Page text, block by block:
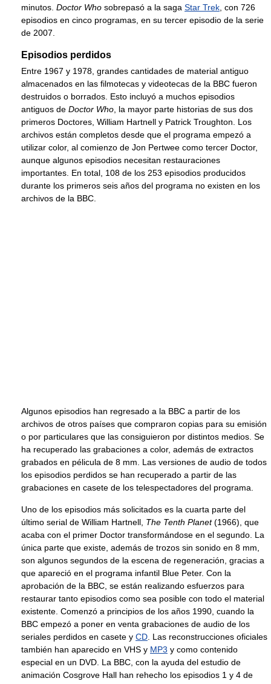
minutos. Doctor Who sobrepasó a la saga Star Trek , con 726
episodios en cinco programas, en su tercer episodio de la serie
de 2007.
Episodios perdidos
Entre 1967 y 1978, grandes cantidades de material antiguo
almacenados en las filmotecas y videotecas de la BBC fueron
destruidos o borrados. Esto incluyó a muchos episodios
antiguos de Doctor Who , la mayor parte historias de sus dos
primeros Doctores, William Hartnell y Patrick Troughton. Los
archivos están completos desde que el programa empezó a
utilizar color, al comienzo de Jon Pertwee como tercer Doctor,
aunque algunos episodios necesitan restauraciones
importantes. En total, 108 de los 253 episodios producidos
durante los primeros seis años del programa no existen en los
archivos de la BBC.
Algunos episodios han regresado a la BBC a partir de los
archivos de otros países que compraron copias para su emisión
o por particulares que las consiguieron por distintos medios. Se
ha recuperado las grabaciones a color, además de extractos
grabados en pélicula de 8 mm. Las versiones de audio de todos
los episodios perdidos se han recuperado a partir de las
grabaciones en casete de los telespectadores del programa.
Uno de los episodios más solicitados es la cuarta parte del
último serial de William Hartnell, The Tenth Planet(1966), que
acaba con el primer Doctor transformándose en el segundo. La
única parte que existe, además de trozos sin sonido en 8 mm,
son algunos segundos de la escena de regeneración, gracias a
que apareció en el programa infantil Blue Peter. Con la
aprobación de la BBC, se están realizando esfuerzos para
restaurar tanto episodios como sea posible con todo el material
existente. Comenzó a principios de los años 1990, cuando la
BBC empezó a poner en venta grabaciones de audio de los
seriales perdidos en casete y CD . Las reconstrucciones oficiales
también han aparecido en VHS y MP3 y como contenido
especial en un DVD. La BBC, con la ayuda del estudio de
animación Cosgrove Hall han rehecho los episodios 1 y 4 de